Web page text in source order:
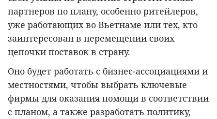
партнеров по плану, особенно ритейлеров,
уже работающих во Вьетнаме или тех, кто
заинтересован в перемещении своих
цепочки поставок в страну.
Оно будет работать с бизнес-ассоциациями и
местностями, чтобы выбрать ключевые
фирмы для оказания помощи в соответствии
с планом, а также разработать политику,